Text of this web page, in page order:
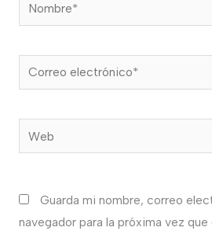
Correo
electrónico*
Web
Guarda mi nombre, correo
navegador para la próxima vez